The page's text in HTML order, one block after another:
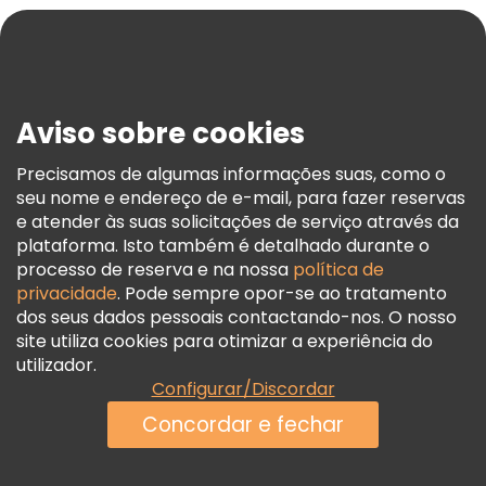
Termos E Informações Legais
Política De Cookies
Freetour Prémios
Programa De Fidelidade
Aviso sobre cookies
Precisamos de algumas informações suas, como o
seu nome e endereço de e-mail, para fazer reservas
e atender às suas solicitações de serviço através da
plataforma. Isto também é detalhado durante o
processo de reserva e na nossa política de
privacidade. Pode sempre opor-se ao tratamento
dos seus dados pessoais contactando-nos. O nosso
site utiliza cookies para otimizar a experiência do
utilizador.
Configurar/Discordar
Concordar e fechar